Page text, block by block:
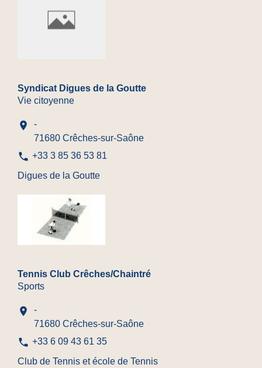
Syndicat Digues de la Goutte
Vie citoyenne
location_on
-
71680 Crêches-sur-Saône
phone +33 3 85 36 53 81
Digues de la Goutte
Tennis Club Crêches/Chaintré
Sports
location_on
-
71680 Crêches-sur-Saône
phone +33 6 09 43 61 35
Club de Tennis et école de Tennis